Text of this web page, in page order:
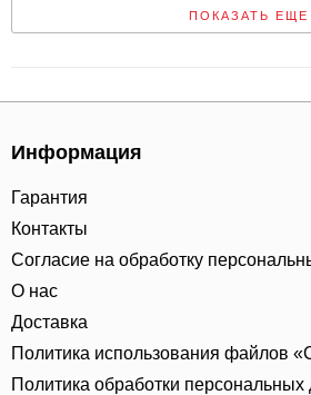
ПОКАЗАТЬ ЕЩЕ
Информация
Гарантия
Контакты
Согласие на обработку
О нас
Доставка
Политика использования файлов
Политика обработки